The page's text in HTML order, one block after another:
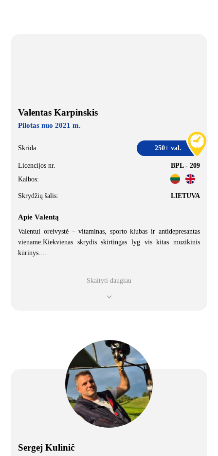
Valentas Karpinskis
Pilotas nuo 2021 m.
Skrida 250+ val.
Licencijos nr.
BPL - 209
Kalbos:
Skrydžių šalis: LIETUVA
Apie Valentą
Valentui oreivystė – vitaminas, sporto klubas ir antidepresantas
viename.Kiekvienas skrydis skirtingas lyg vis kitas muzikinis
kūrinys....
Skaityti daugiau
Sergej Kulinič